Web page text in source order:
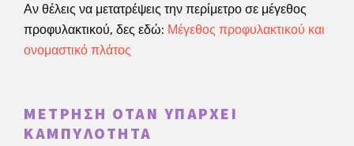
Αν θέλεις να μετατρέψεις την περίμετρο σε μέγεθος
προφυλακτικού, δες εδώ: Μέγεθος προφυλακτικού και
ονομαστικό πλάτος
ΜΈΤΡΗΣΗ ΌΤΑΝ ΥΠΆΡΧΕΙ
ΚΑΜΠΥΛΌΤΗΤΑ